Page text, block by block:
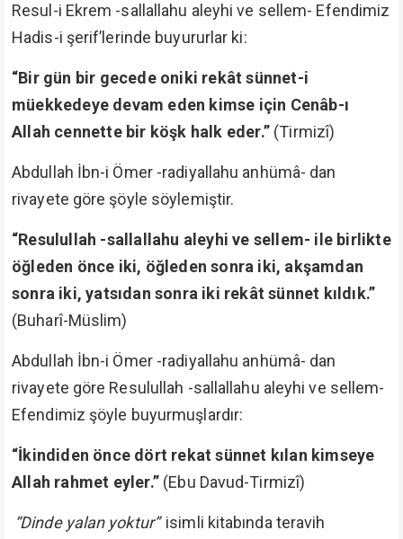
Resul-i Ekrem -sallallahu aleyhi ve sellem- Efendimiz
Hadis-i şerif’lerinde buyururlar ki:
“Bir gün bir gecede oniki rekât sünnet-i
müekkedeye devam eden kimse için Cenâb-ı
Allah cennette bir köşk halk eder.” (Tirmizî)
Abdullah İbn-i Ömer -radiyallahu anhümâ- dan
rivayete göre şöyle söylemiştir.
“Resulullah -sallallahu aleyhi ve sellem- ile birlikte
öğleden önce iki, öğleden sonra iki, akşamdan
sonra iki, yatsıdan sonra iki rekât sünnet kıldık.”
(Buharî-Müslim)
Abdullah İbn-i Ömer -radiyallahu anhümâ- dan
rivayete göre Resulullah -sallallahu aleyhi ve sellem-
Efendimiz şöyle buyurmuşlardır:
“İkindiden önce dört rekat sünnet kılan kimseye
Allah rahmet eyler.” (Ebu Davud-Tirmizî)
“Dinde yalan yoktur” isimli kitabında teravih